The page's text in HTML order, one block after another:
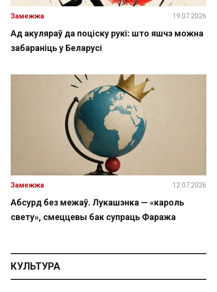
Ад акуляраў да поціску рукі: што яшчэ можна
забараніць у Беларусі
Замежжа 19.07.2026
Абсурд без межаў. Лукашэнка — «кароль
свету», смеццевы бак супраць Фаража
Замежжа 12.07.2026
КУЛЬТУРА